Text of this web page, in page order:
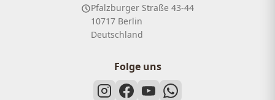
Pfalzburger Straße 43-44
10717 Berlin
Deutschland
Folge uns